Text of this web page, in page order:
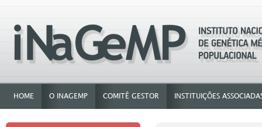
HOME O INAGEMP COMITÊ GESTOR INSTITUIÇÕES